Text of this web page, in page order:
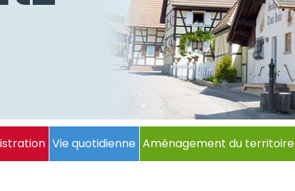
Vie quotidienne Aménagement du territoire